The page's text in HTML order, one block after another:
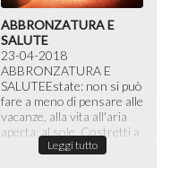
ABBRONZATURA E
SALUTE
23-04-2018
ABBRONZATURA E
SALUTE​ Estate: non si può
fare a meno di pensare alle
vacanze, alla vita all'aria
aperta, al sole. Costretti a
passare la maggior ...
Leggi tutto